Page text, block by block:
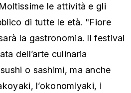
le attività e gli
di tutte le età. "Fiore
la gastronomia. Il festival
dell’arte culinaria
o sashimi, ma anche
l’okonomiyaki, i